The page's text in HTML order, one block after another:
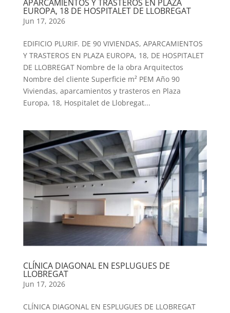
APARCAMIENTOS Y TRASTEROS EN PLAZA
EUROPA, 18 DE HOSPITALET DE LLOBREGAT
Jun 17, 2026
EDIFICIO PLURIF. DE 90 VIVIENDAS, APARCAMIENTOS
Y TRASTEROS EN PLAZA EUROPA, 18, DE HOSPITALET
DE LLOBREGAT Nombre de la obra Arquitectos
Nombre del cliente Superficie m² PEM Año 90
Viviendas, aparcamientos y trasteros en Plaza
Europa, 18, Hospitalet de Llobregat...
CLÍNICA DIAGONAL EN ESPLUGUES DE
LLOBREGAT
Jun 17, 2026
CLÍNICA DIAGONAL EN ESPLUGUES DE LLOBREGAT